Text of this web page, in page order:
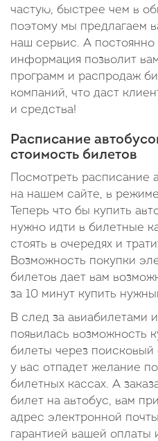
частую, быстрее чем в
поэтому мы предлагаем
наш сервис. А постоянно
информация позволит
программ и распродаж
компаний, что даст
и средства!
Расписание
стоимость билетов
Посмотреть расписание
на нашем сайте, в
Теперь что бы купить
нужно идти в билетные
стоять в очередях и
Возможность покупки
билетов дает вам
за 10 минут купить
В след за авиабилетами
появилась возможность
билеты через
у вас отпадет желание
билетных кассах. А
билет на автобус, вам
адрес электронной
гарантией вашей оплаты